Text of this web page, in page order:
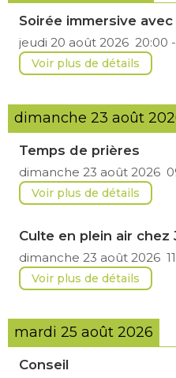
Soirée immersive
jeudi 20 août 2026 20:00 -
Voir plus de détails
dimanche 23 août
Temps de prières
dimanche 23 août 2026
Voir plus de détails
Culte en plein air
dimanche 23 août 2026
Voir plus de détails
mardi 25 août 2026
Conseil